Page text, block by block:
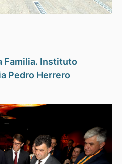
Familia. Instituto
Pedro Herrero